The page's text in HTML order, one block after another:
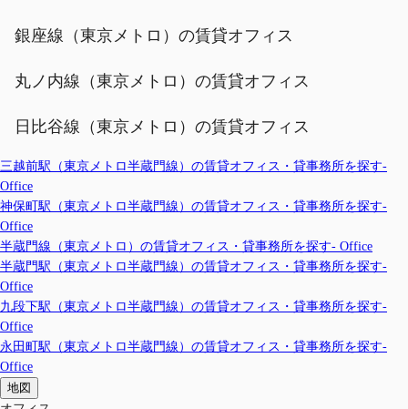
銀座線（東京メトロ）の賃貸オフィス
丸ノ内線（東京メトロ）の賃貸オフィス
日比谷線（東京メトロ）の賃貸オフィス
三越前駅（東京メトロ半蔵門線）の賃貸オフィス・貸事務所を探す-
Office
神保町駅（東京メトロ半蔵門線）の賃貸オフィス・貸事務所を探す-
Office
半蔵門線（東京メトロ）の賃貸オフィス・貸事務所を探す- Office
半蔵門駅（東京メトロ半蔵門線）の賃貸オフィス・貸事務所を探す-
Office
九段下駅（東京メトロ半蔵門線）の賃貸オフィス・貸事務所を探す-
Office
永田町駅（東京メトロ半蔵門線）の賃貸オフィス・貸事務所を探す-
Office
地図